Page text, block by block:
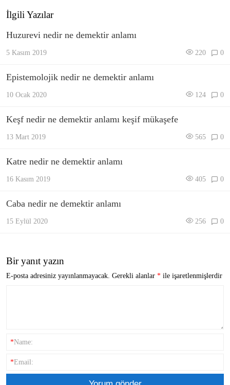
İlgili Yazılar
Huzurevi nedir ne demektir anlamı
5 Kasım 2019 220 0
Epistemolojik nedir ne demektir anlamı
10 Ocak 2020 124 0
Keşf nedir ne demektir anlamı keşif mükaşefe
13 Mart 2019 565 0
Katre nedir ne demektir anlamı
16 Kasım 2019 405 0
Caba nedir ne demektir anlamı
15 Eylül 2020 256 0
Bir yanıt yazın
E-posta adresiniz yayınlanmayacak. Gerekli alanlar * ile işaretlenmişlerdir
*Name:
*Email: